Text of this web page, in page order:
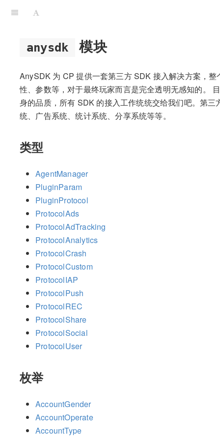
anysdk 模块
AnySDK 为 CP 提供一套第三方 SDK 接入解决方案，
性、参数等，对于最终玩家而言是完全透明无感知的。
身的品质，所有 SDK 的接入工作统统交给我们吧。第
统、广告系统、统计系统、分享系统等等。
类型
AgentManager
PluginParam
PluginProtocol
ProtocolAds
ProtocolAdTracking
ProtocolAnalytics
ProtocolCrash
ProtocolCustom
ProtocolIAP
ProtocolPush
ProtocolREC
ProtocolShare
ProtocolSocial
ProtocolUser
枚举
AccountGender
AccountOperate
AccountType